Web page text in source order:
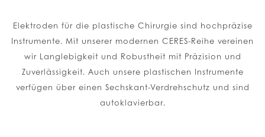
Elektroden für die plastische Chirurgie sind hochpräzise
Instrumente. Mit unserer modernen CERES-Reihe vereinen
wir Langlebigkeit und Robustheit mit Präzision und
Zuverlässigkeit. Auch unsere plastischen Instrumente
verfügen über einen Sechskant-Verdrehschutz und sind
autoklavierbar.